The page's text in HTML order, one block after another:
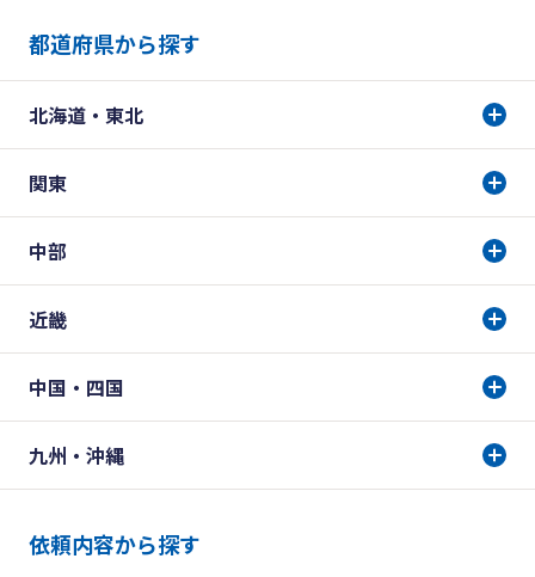
都道府県から探す
北海道・東北
関東
中部
近畿
中国・四国
九州・沖縄
依頼内容から探す